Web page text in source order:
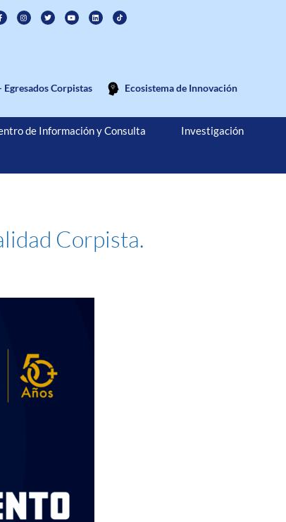
Egresados Corpistas Ecosistema de Innovación
de Información y Consulta Investigación
Corpista.